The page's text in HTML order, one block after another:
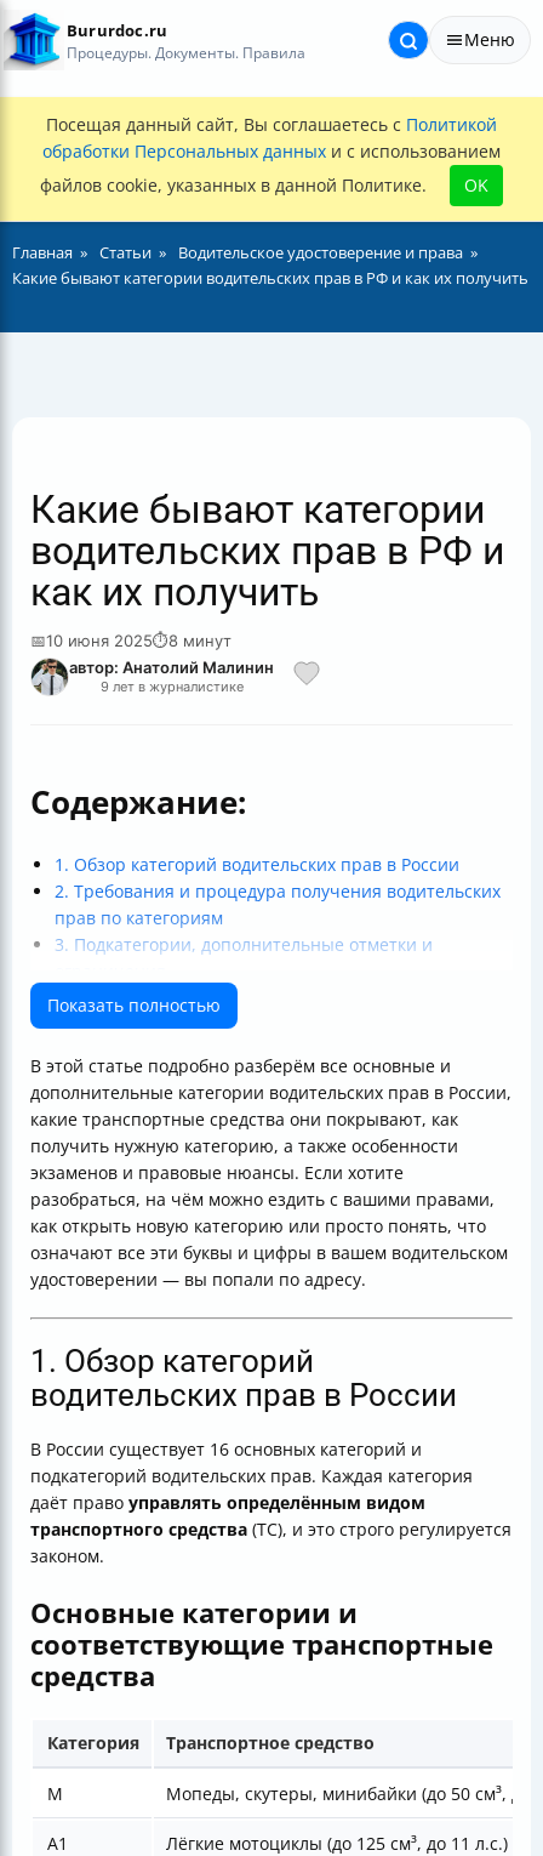
Bururdoc.ru
Процедуры. Документы. Правила
Меню
Посещая данный сайт, Вы соглашаетесь с Политикой
обработки Персональных данных и с использованием
файлов cookie, указанных в данной Политике.
OK
Главная Статьи
Водительское удостоверение и права
Какие бывают категории водительских прав в РФ и как их получить
Какие бывают категории
водительских прав в РФ и
как их получить
📅10 июня 2025⏱8 минут
автор: Анатолий Малинин
9 лет в журналистике
Содержание:
1. Обзор категорий водительских прав в России
2. Требования и процедура получения водительских
прав по категориям
3. Подкатегории, дополнительные отметки и
4. Правовые аспекты, ограничения и изменения
5. Специализированные категории и коммерческое
Итог
Показать полностью
В этой статье подробно разберём все основные и
дополнительные категории водительских прав в России,
какие транспортные средства они покрывают, как
получить нужную категорию, а также особенности
экзаменов и правовые нюансы. Если хотите
разобраться, на чём можно ездить с вашими правами,
как открыть новую категорию или просто понять, что
означают все эти буквы и цифры в вашем водительском
удостоверении — вы попали по адресу.
1. Обзор категорий
водительских прав в России
В России существует 16 основных категорий и
подкатегорий водительских прав. Каждая категория
даёт право управлять определённым видом
транспортного средства (ТС), и это строго регулируется
законом.
Основные категории и
соответствующие транспортные
средства
Категория Транспортное средство
М Мопеды, скутеры, минибайки (до 50 см³, до
А1 Лёгкие мотоциклы (до 125 см³, до 11 л.с.)